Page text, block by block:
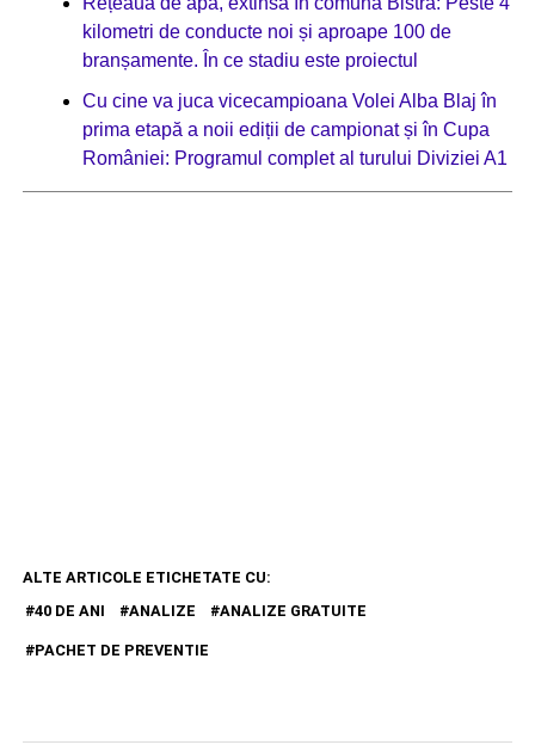
kilometri de conducte noi și aproape 100 de
branșamente. În ce stadiu este proiectul
Cu cine va juca vicecampioana Volei Alba Blaj în
prima etapă a noii ediții de campionat și în Cupa
României: Programul complet al turului Diviziei A1
ALTE ARTICOLE ETICHETATE CU:
40 DE ANI
ANALIZE ANALIZE GRATUITE
PACHET DE PREVENTIE